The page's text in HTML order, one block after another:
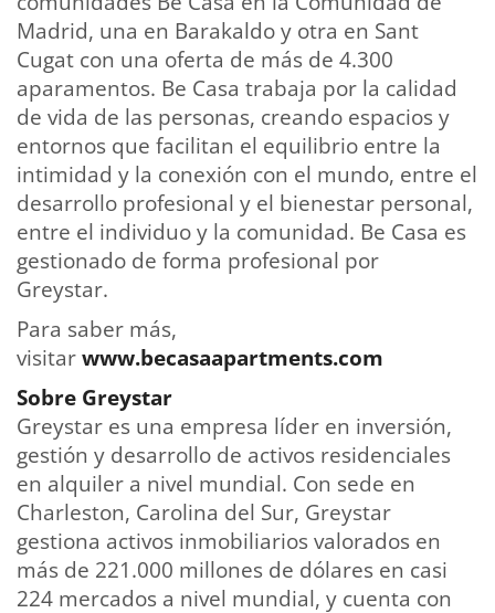
Madrid, una en Barakaldo y otra en Sant
Cugat con una oferta de más de 4.300
aparamentos. Be Casa trabaja por la calidad
de vida de las personas, creando espacios y
entornos que facilitan el equilibrio entre la
intimidad y la conexión con el mundo, entre el
desarrollo profesional y el bienestar personal,
entre el individuo y la comunidad. Be Casa es
gestionado de forma profesional por
Greystar.
Para saber más,
visitarwww.becasaapartments.com
Sobre Greystar
Greystar es una empresa líder en inversión,
gestión y desarrollo de activos residenciales
en alquiler a nivel mundial. Con sede en
Charleston, Carolina del Sur, Greystar
gestiona activos inmobiliarios valorados en
más de 221.000 millones de dólares en casi
224 mercados a nivel mundial, y cuenta con